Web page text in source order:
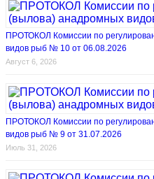
ПРОТОКОЛ Комиссии по
видов рыб № 10 от 06.08.2026
Август 6, 2026
ПРОТОКОЛ Комиссии по
видов рыб № 9 от 31.07.2026
Июль 31, 2026